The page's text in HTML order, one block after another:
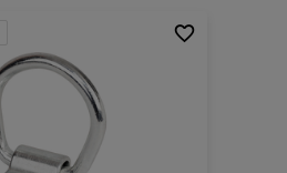
40 mm
6,9 mm
Gegalvaniseerde staal